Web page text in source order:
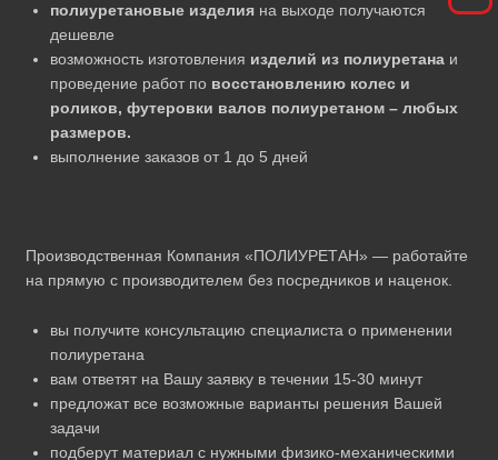
полиуретановые изделия на выходе получаются
дешевле
возможность изготовления изделий из полиуретана и
проведение работ по восстановлению колес и
роликов, футеровки валов полиуретаном – любых
размеров.
выполнение заказов от 1 до 5 дней
Производственная Компания «ПОЛИУРЕТАН» — работайте
на прямую с производителем без посредников и наценок.
вы получите консультацию специалиста о применении
полиуретана
вам ответят на Вашу заявку в течении 15-30 минут
предложат все возможные варианты решения Вашей
задачи
подберут материал с нужными физико-механическими